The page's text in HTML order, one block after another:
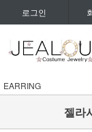
로그인
EARRING
젤라